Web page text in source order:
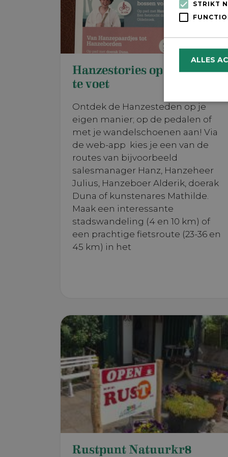
Hanzestories op de fiets en
te voet
Ontdek de Hanzesteden op je
eigen manier; op de pedalen of
met je wandelschoenen aan! Via
de web-app kies je een van de
routes van bijvoorbeeld
salesmanager Hanz, Hanzeheer
Julius, Hanzeboer Alderik, doerak
Duna of kunstenares Mathilde.
Maak een interessante
stadswandeling (4 en 10 km) of
een prachtige fietsroute (23-36 en
45 km) in het
Rustpunt Natuurkr8
STRIKT
ALLES
Strikt
en
_ga
NID
YSC